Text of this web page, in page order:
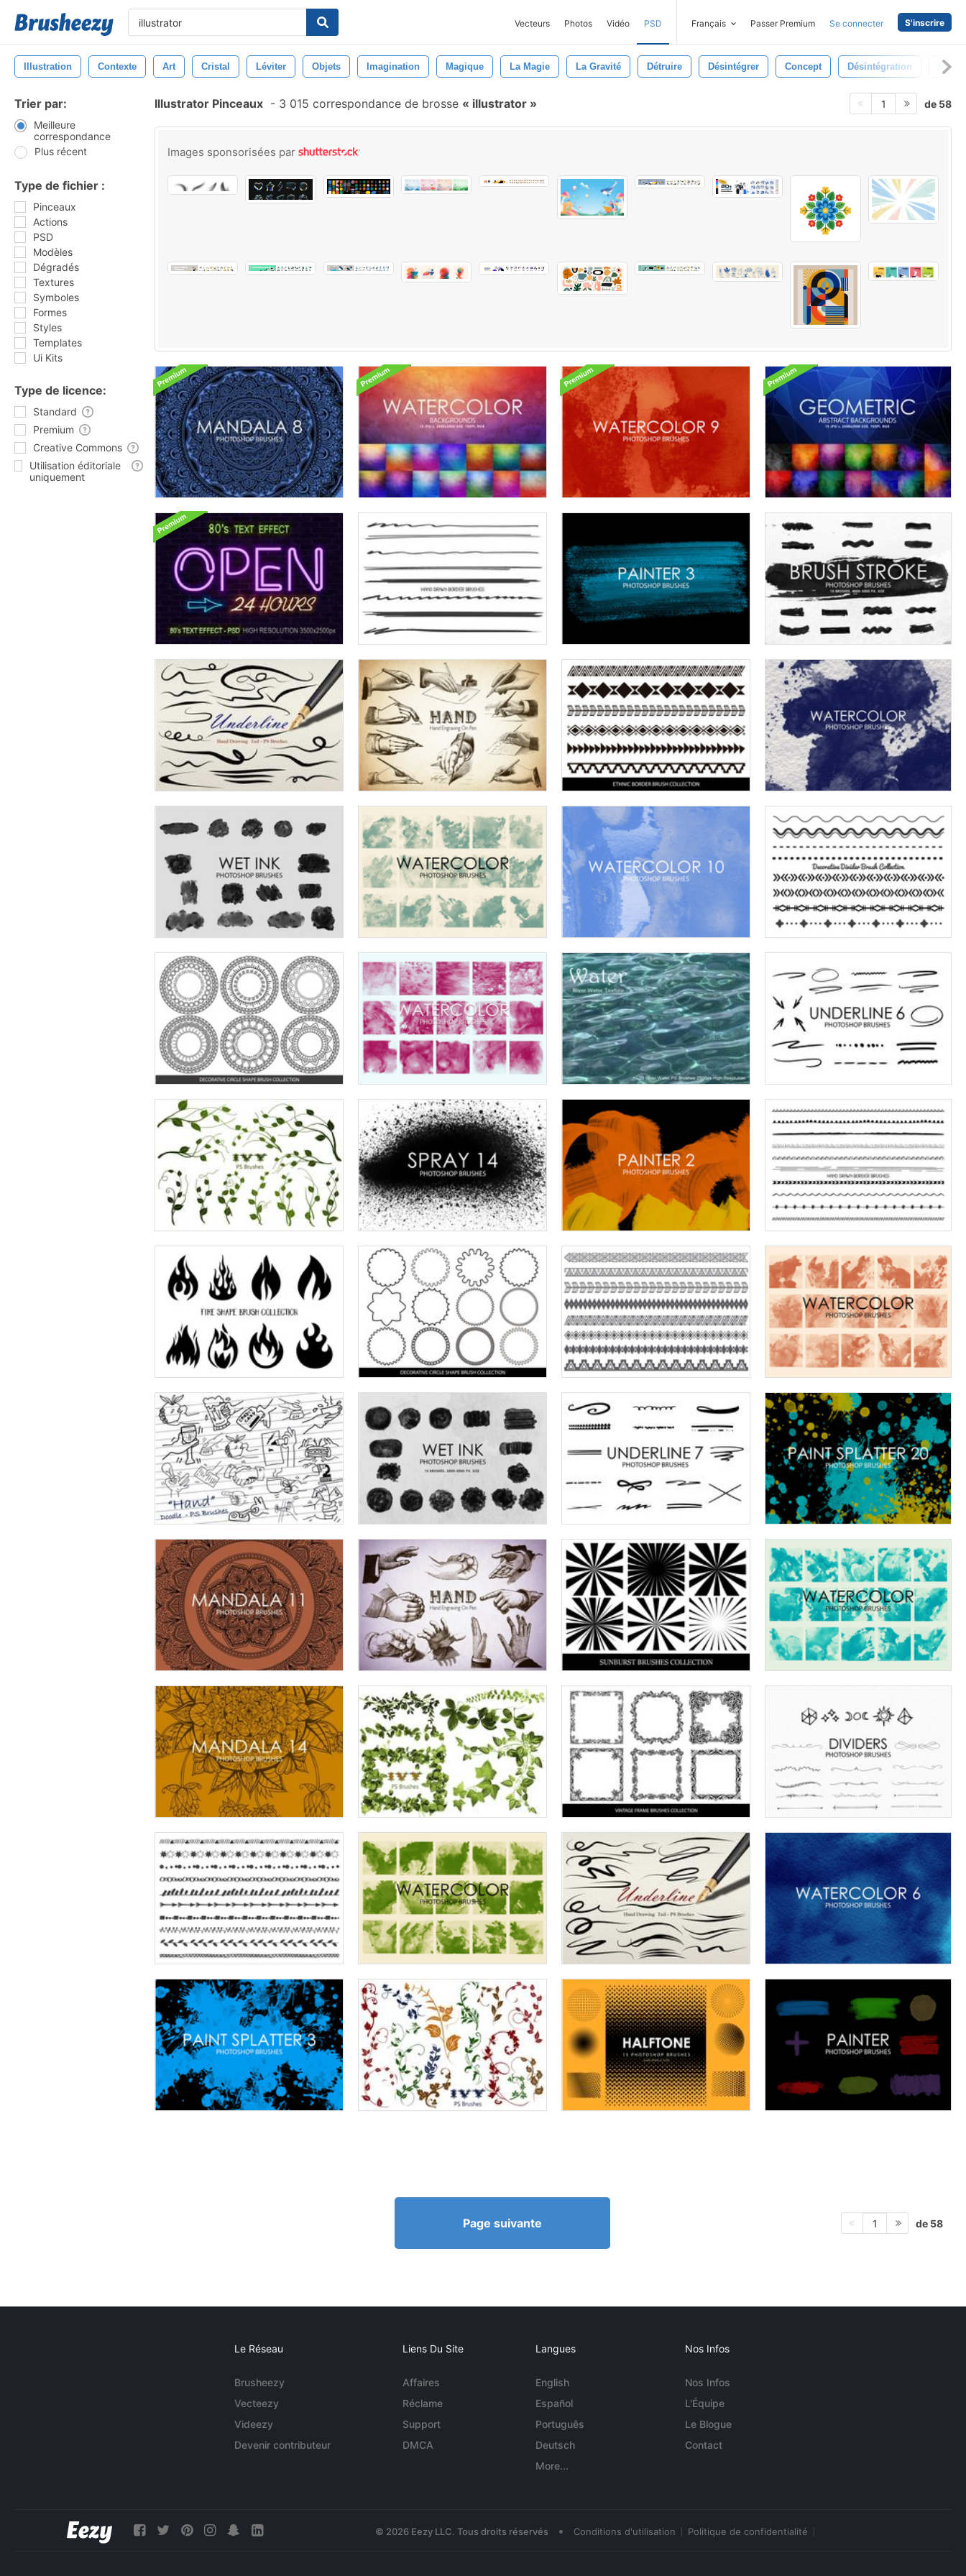
Vecteurs Photos Vidéo PSD Français Passer Premium Se connecter S'inscrire
Illustration Contexte Art Cristal Léviter Objets Imagination Magique La Magie La Gravité Détruire Désintégrer Concept Désintégration
Trier par:
Meilleure
correspondance
Plus récent
Type de fichier :
Pinceaux
Actions
PSD
Modèles
Dégradés
Textures
Symboles
Formes
Styles
Templates
Ui Kits
Type de licence:
Standard
Premium
Creative Commons
Utilisation éditoriale
uniquement
Illustrator Pinceaux - 3 015 correspondance de brosse illustrator 1 de 58
Images sponsorisées par
Page suivante 1 de 58
Le Réseau
Brusheezy
Vecteezy
Videezy
Devenir contributeur
Liens Du Site
Affaires
Réclame
Support
DMCA
Langues
English
Español
Português
Deutsch
More...
Nos Infos
Nos Infos
L'Équipe
Le Blogue
Contact
© 2026 Eezy LLC. Tous droits réservés • Conditions d'utilisation Politique de confidentialité